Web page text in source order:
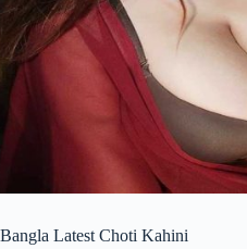
Bangla Latest Choti Kahini